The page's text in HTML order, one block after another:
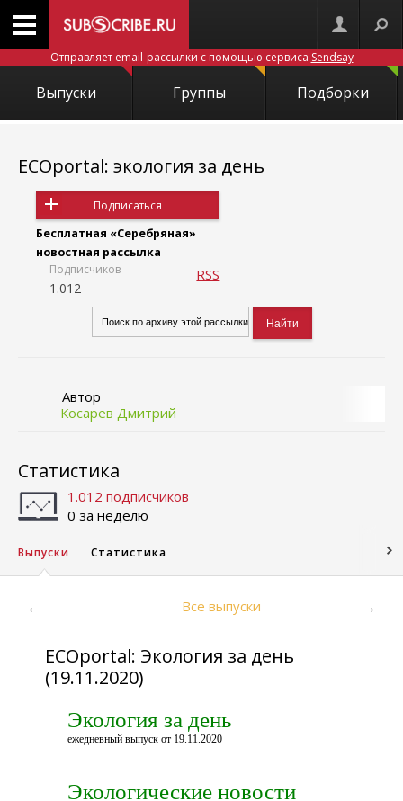
Отправляет email-рассылки с помощью сервиса Sendsay
Выпуски Группы Подборки
ECOportal: экология за день
Подписаться
Бесплатная «Серебряная»
новостная рассылка
Подписчиков
1.012
RSS
Автор
Косарев Дмитрий
Статистика
1.012 подписчиков
0 за неделю
Выпуски Статистика
← Все выпуски →
ECOportal: Экология за день
(19.11.2020)
Экология за день
ежедневный выпуск от 19.11.2020
Экологические новости